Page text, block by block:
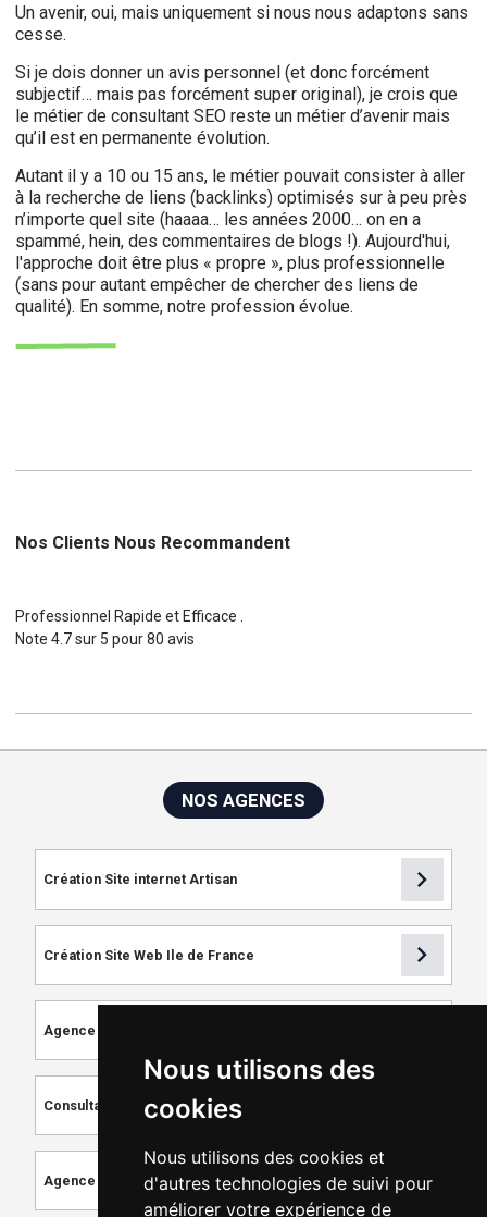
Nous utilisons des
cookies
Nous utilisons des cookies et
d'autres technologies de suivi pour
améliorer votre expérience de
Un avenir, oui, mais uniquement si nous nous adaptons sans
cesse.
Si je dois donner un avis personnel (et donc forcément
subjectif… mais pas forcément super original), je crois que
le métier de consultant SEO reste un métier d’avenir mais
qu’il est en permanente évolution.
Autant il y a 10 ou 15 ans, le métier pouvait consister à aller
à la recherche de liens (backlinks) optimisés sur à peu près
n’importe quel site (haaaa… les années 2000… on en a
spammé, hein, des commentaires de blogs !). Aujourd'hui,
l'approche doit être plus « propre », plus professionnelle
(sans pour autant empêcher de chercher des liens de
qualité). En somme, notre profession évolue.
Nos Clients Nous Recommandent
Professionnel Rapide et Efficace .
Note4.7sur 5 pour80 avis
NOS AGENCES
Création Site internet Artisan chevron_right
Création Site Web Ile de France chevron_right
Agence de Référencement
Consultant SEO
Agence de Création de Site Internet chevron_right